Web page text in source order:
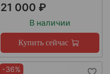
21 000 ₽
В наличии
Купить сейчас
-36%